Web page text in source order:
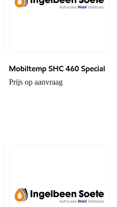
Mobiltemp SHC 460 Special
Prijs op aanvraag